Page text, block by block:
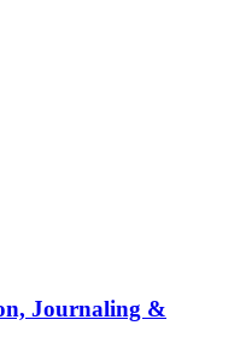
Journaling &